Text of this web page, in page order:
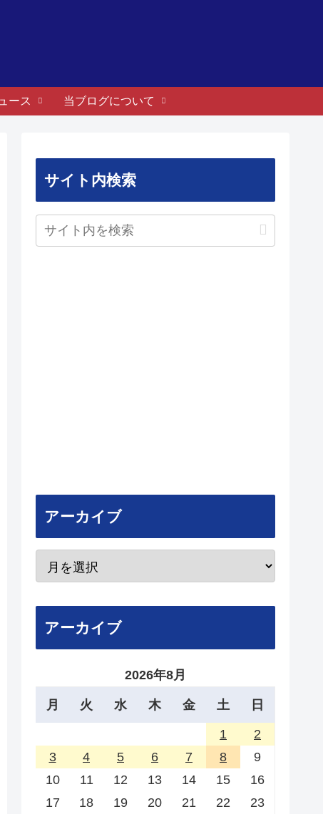
ース 当ブログについて
サイト内検索
アーカイブ
アーカイブ
2026年8月
月 火 水 木 金 土 日
1
2
3
4 5 6 7 8
9
10
11 12 13 14 15
16
17
18 19 20 21 22
23